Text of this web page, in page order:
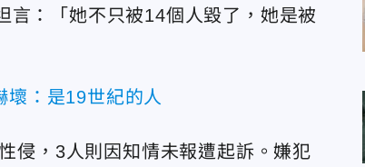
言：「她不只被14個人毀了，她是被
：是19世紀的人
侵，3人則因知情未報遭起訴。嫌犯